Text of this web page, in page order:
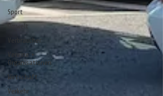
Sport
Umwelt
Verbraucher
Vereine +
Organisationen
Wirtschaft
Verkehr